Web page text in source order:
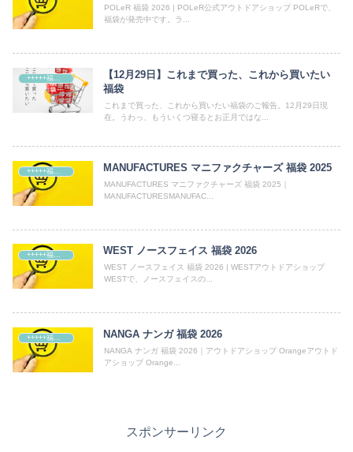
POLeR 福袋 2026 | POLeR公式アウトドアショップ POLeRで、
福袋が発売中です。ラ...
【12月29日】これまで買った、これから買いたい
福袋
これまで買った、これから買いたい福袋のご報告。12月29日現
在。うわっ、もういくつ寝るとお正月ではな...
MANUFACTURES マニファクチャーズ 福袋 2025
MANUFACTURES マニファクチャーズ 福袋 2025｜
MANUFACTURESMANUFAC...
WEST ノースフェイス 福袋 2026
WEST ノースフェイス 福袋 2026 | WESTアウトドアショップ
WESTで、ノースフェイスの...
+++++福袋++++++ NANGA ナンガ 福袋 2026
NANGA ナンガ 福袋 2026｜アウトドアショップ Orangeアウトド
アショップ Orange...
スポンサーリンク